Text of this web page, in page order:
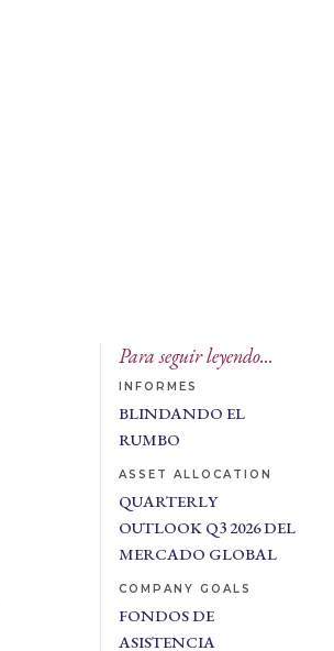
Para seguir leyendo...
INFORMES
BLINDANDO EL
RUMBO
ASSET ALLOCATION
QUARTERLY
OUTLOOK Q3 2026 DEL
MERCADO GLOBAL
COMPANY GOALS
FONDOS DE
ASISTENCIA